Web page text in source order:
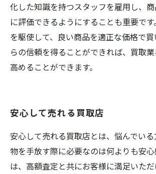
化した知識を持つスタッフを雇用し、
に評価できるようにすることも重要で
を駆使して、良い商品を適正な価格で
らの信頼を得ることができれば、買取
高めることができます。
安心して売れる買取店
安心して売れる買取店とは、悩んでい
物を手放す際に必要なのは何よりも安
は、高額査定と共にお客様に満足いた